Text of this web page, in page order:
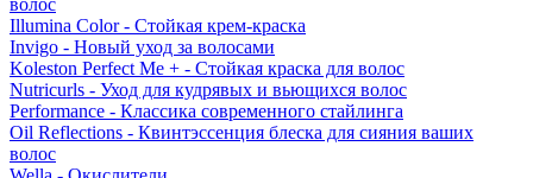
волос
Illumina Color - Стойкая крем-краска
Invigo - Новый уход за волосами
Koleston Perfect Me + - Стойкая краска для волос
Nutricurls - Уход для кудрявых и вьющихся волос
Performance - Классика современного стайлинга
Oil Reflections - Квинтэссенция блеска для сияния ваших
волос